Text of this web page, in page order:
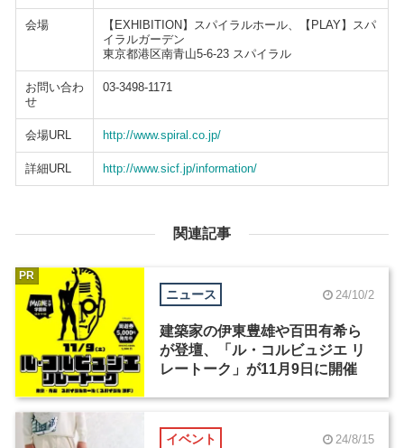
会場
【EXHIBITION】スパイラルホール、【PLAY】スパ
イラルガーデン
東京都港区南青山5-6-23 スパイラル
お問い合わ
せ
03-3498-1171
会場URL http://www.spiral.co.jp/
詳細URL http://www.sicf.jp/information/
関連記事
ニュース 24/10/2
建築家の伊東豊雄や百田有希ら
が登壇、「ル・コルビュジエ リ
レートーク」が11月9日に開催
PR
イベント 24/8/15